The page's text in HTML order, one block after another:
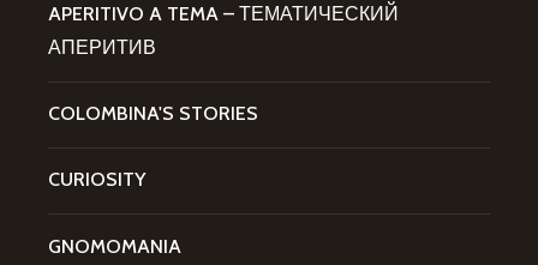
APERITIVO A TEMA – ТЕМАТИЧЕСКИЙ
АПЕРИТИВ
COLOMBINA'S STORIES
CURIOSITY
GNOMOMANIA